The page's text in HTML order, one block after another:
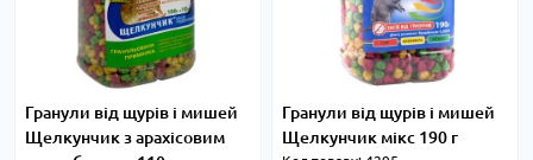
Гранули від щурів і мишей
Щелкунчик з арахісовим
Гранули від щурів і мишей
Щелкунчик мікс 190 г